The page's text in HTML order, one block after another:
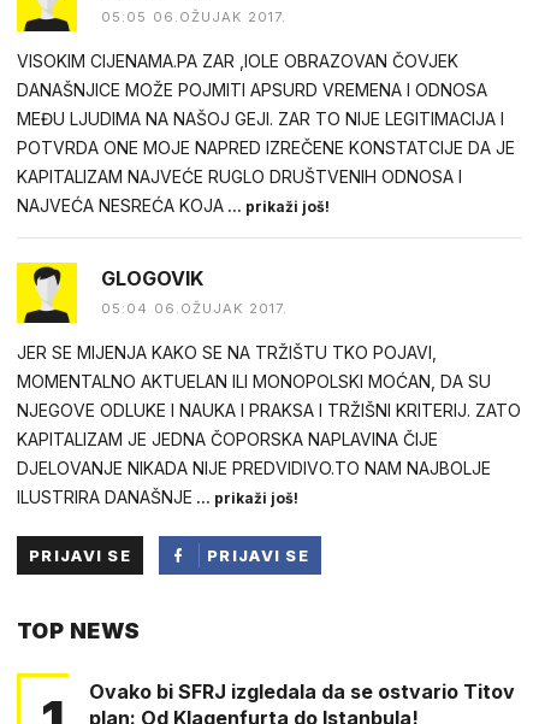
05:05 06.OŽUJAK 2017.
VISOKIM CIJENAMA.PA ZAR ,IOLE OBRAZOVAN ČOVJEK
DANAŠNJICE MOŽE POJMITI APSURD VREMENA I ODNOSA
MEĐU LJUDIMA NA NAŠOJ GEJI. ZAR TO NIJE LEGITIMACIJA I
POTVRDA ONE MOJE NAPRED IZREČENE KONSTATCIJE DA JE
KAPITALIZAM NAJVEĆE RUGLO DRUŠTVENIH ODNOSA I
NAJVEĆA NESREĆA KOJA ... prikaži još!
GLOGOVIK
05:04 06.OŽUJAK 2017.
JER SE MIJENJA KAKO SE NA TRŽIŠTU TKO POJAVI,
MOMENTALNO AKTUELAN ILI MONOPOLSKI MOĆAN, DA SU
NJEGOVE ODLUKE I NAUKA I PRAKSA I TRŽIŠNI KRITERIJ. ZATO
KAPITALIZAM JE JEDNA ČOPORSKA NAPLAVINA ČIJE
DJELOVANJE NIKADA NIJE PREDVIDIVO.TO NAM NAJBOLJE
ILUSTRIRA DANAŠNJE ... prikaži još!
PRIJAVI SE
PRIJAVI SE
TOP NEWS
Ovako bi SFRJ izgledala da se ostvario Titov
plan: Od Klagenfurta do Istanbula!